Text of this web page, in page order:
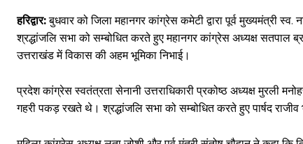
हरिद्वार:बुधवार को जिला महानगर कांग्रेस कमेटी द्वारा पूर्व मुख्यमंत्री
श्रद्धांजलि सभा को सम्बोधित करते हुए महानगर कांग्रेस अध्यक्ष सतपाल
उत्तराखंड में विकास की अहम भूमिका निभाई।
प्रदेश कांग्रेस स्वतंत्रता सेनानी उत्तराधिकारी प्रकोष्ठ अध्यक्ष मुरली
गहरी पकड़ रखते थे। श्रद्धांजलि सभा को सम्बोधित करते हुए पार्षद